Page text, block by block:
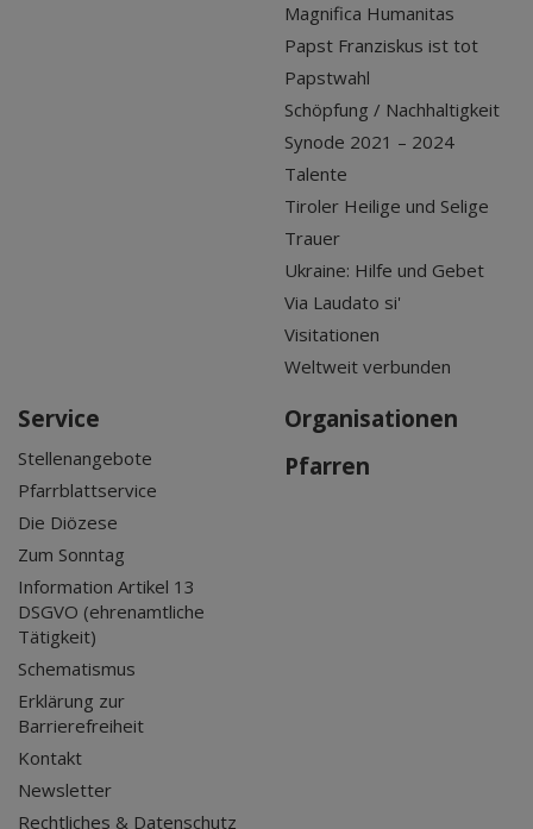
Magnifica Humanitas
Papst Franziskus ist tot
Papstwahl
Schöpfung / Nachhaltigkeit
Synode 2021 – 2024
Talente
Tiroler Heilige und Selige
Trauer
Ukraine: Hilfe und Gebet
Via Laudato si'
Visitationen
Weltweit verbunden
Service
Stellenangebote
Pfarrblattservice
Die Diözese
Zum Sonntag
Information Artikel 13
DSGVO (ehrenamtliche
Tätigkeit)
Schematismus
Erklärung zur
Barrierefreiheit
Kontakt
Newsletter
Rechtliches & Datenschutz
Organisationen
Pfarren